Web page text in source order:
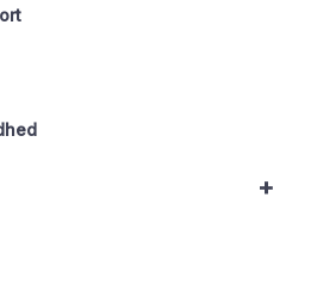
+